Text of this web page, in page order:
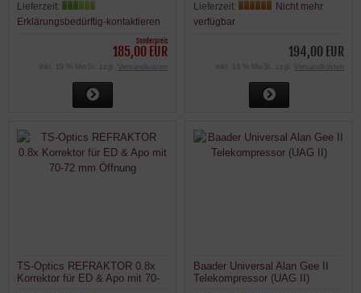
T2 oder 94,5 M48
Lieferzeit:
Erklärungsbedürftig-kontaktieren
Sonderpreis
185,00 EUR
inkl. 19 % MwSt. zzgl. Versandkosten
Lieferzeit:
Nicht mehr
verfügbar
194,00 EUR
inkl. 19 % MwSt. zzgl. Versandkosten
TS-Optics REFRAKTOR 0.8x
Korrektor für ED & Apo mit 70-
Baader Universal Alan Gee II
Telekompressor (UAG II)